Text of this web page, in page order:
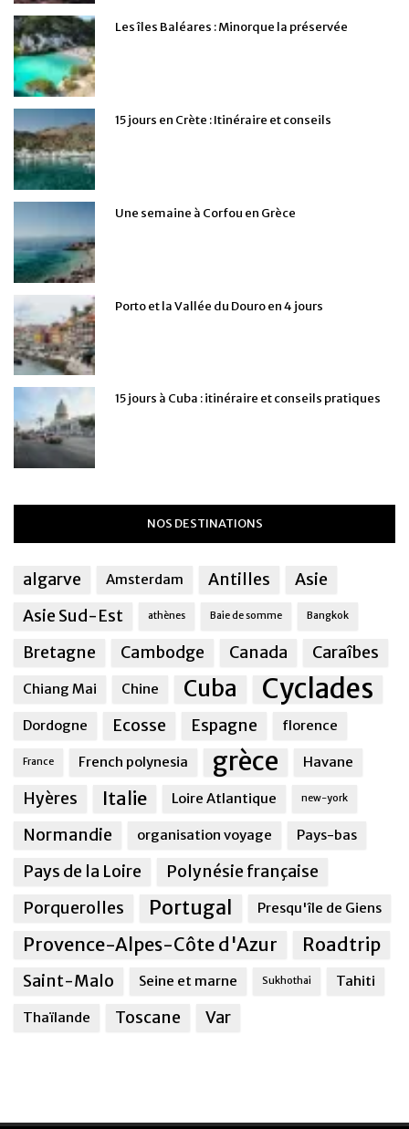
Les îles Baléares : Minorque la préservée
15 jours en Crète : Itinéraire et conseils
Une semaine à Corfou en Grèce
Porto et la Vallée du Douro en 4 jours
15 jours à Cuba : itinéraire et conseils pratiques
NOS DESTINATIONS
algarve Amsterdam Antilles
Asie
Asie Sud-Est
athènes Baie de somme Bangkok
Bretagne Cambodge Canada Caraîbes
Chiang Mai Chine Cuba Cyclades
Dordogne Ecosse Espagne florence
France French polynesia grèce Havane
Hyères Italie Loire Atlantique new-york
Normandie organisation voyage Pays-bas
Pays de la Loire
Polynésie française
Porquerolles
Portugal Presqu'île de Giens
Provence-Alpes-Côte d'Azur Roadtrip
Saint-Malo Seine et marne Sukhothai Tahiti
Thaïlande Toscane Var